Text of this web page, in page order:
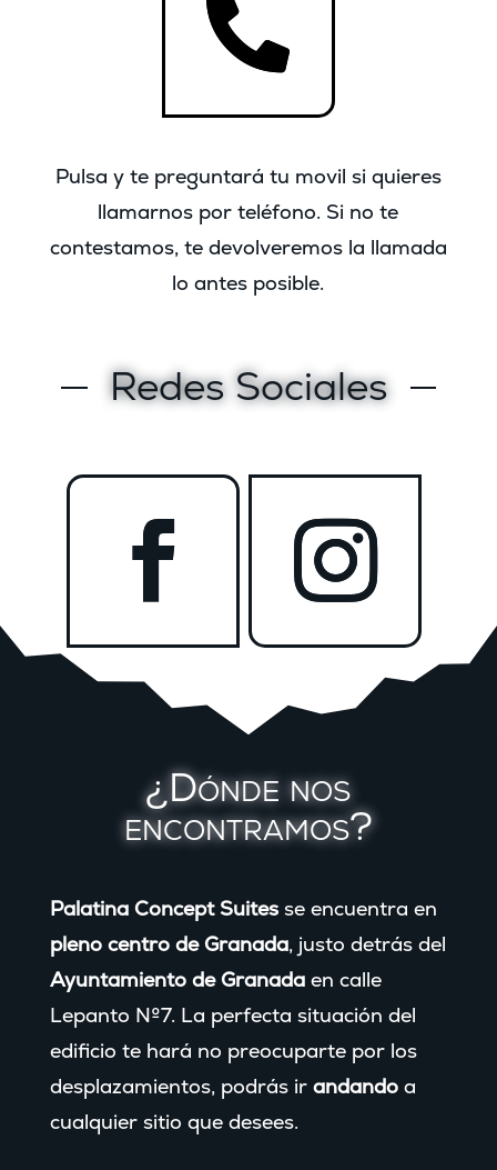
Pulsa y te preguntará tu movil si quieres
llamarnos por teléfono. Si no te
contestamos, te devolveremos la llamada
lo antes posible.
Redes Sociales
¿Dónde nos
encontramos?
Palatina Concept Suitesse encuentra en
pleno centro deGranada, justo detrás del
Ayuntamiento de Granadaen calle
Lepanto Nº7. La perfecta situación del
edificio te hará no preocuparte por los
desplazamientos, podrás ir andandoa
cualquier sitio que desees.